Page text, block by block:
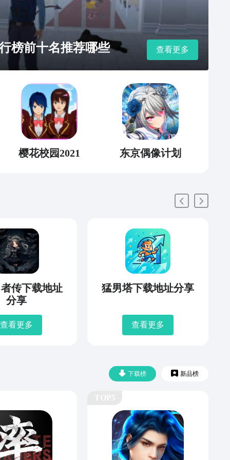
榜前十名推荐哪些 查看更多
樱花校园2021 东京偶像计划
传下载地址
分享
查看更多
猛男塔下载地址分享
查看更多
下载榜 新品榜